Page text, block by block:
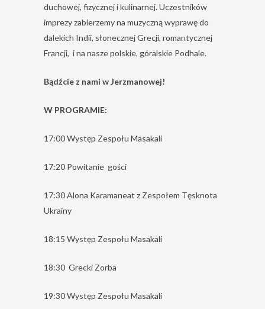
duchowej, fizycznej i kulinarnej. Uczestników
imprezy zabierzemy na muzyczną wyprawę do
dalekich Indii, słonecznej Grecji, romantycznej
Francji, i na nasze polskie, góralskie Podhale.
Bądźcie z nami w Jerzmanowej!
W PROGRAMIE:
17:00 Występ Zespołu Masakali
17:20 Powitanie gości
17:30 Alona Karamaneat z Zespołem Tęsknota
Ukrainy
18:15 Występ Zespołu Masakali
18:30 Grecki Zorba
19:30 Występ Zespołu Masakali